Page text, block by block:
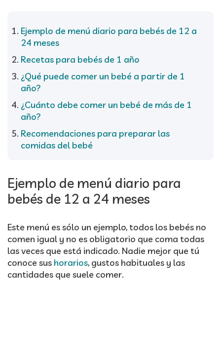
Ejemplo de menú diario para bebés de 12 a
24 meses
Recetas para bebés de 1 año
¿Qué puede comer un bebé a partir de 1
año?
¿Cuánto debe comer un bebé de más de 1
año?
Recomendaciones para preparar las
comidas del bebé
Ejemplo de menú diario para
bebés de 12 a 24 meses
Este menú es sólo un ejemplo, todos los bebés no
comen igual y no es obligatorio que coma todas
las veces que está indicado. Nadie mejor que tú
conoce sus horarios, gustos habituales y las
cantidades que suele comer.